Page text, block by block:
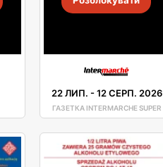
22 ЛИП. -12 СЕРП. 2026
ГАЗЕТКА INTERMARCHE SUPER